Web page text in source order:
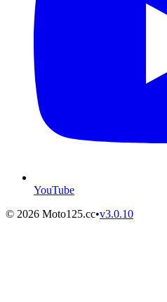
YouTube
© 2026 Moto125.cc•v3.0.10